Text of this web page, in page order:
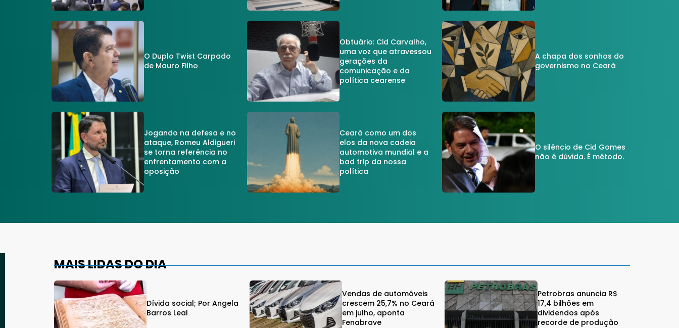
O Duplo Twist Carpado
de Mauro Filho
Obtuário: Cid Carvalho,
uma voz que atravessou
gerações da
comunicação e da
política cearense
A chapa dos sonhos do
governismo no Ceará
Jogando na defesa e no
ataque, Romeu Aldigueri
se torna referência no
enfrentamento com a
oposição
Ceará como um dos
elos da nova cadeia
automotiva mundial e a
bad trip da nossa
política
O silêncio de Cid Gomes
não é dúvida. É método.
MAIS LIDAS DO DIA
Dívida social; Por Angela
Barros Leal
Vendas de automóveis
crescem 25,7% no Ceará
em julho, aponta
Fenabrave
Petrobras anuncia R$
17,4 bilhões em
dividendos após
recorde de produção